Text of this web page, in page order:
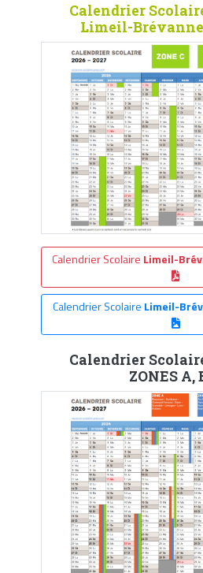
Calendrier
Limeil-
Calendrier Scolaire Limeil-
Calendrier Scolaire Limeil-
Calendrier
ZONES A,